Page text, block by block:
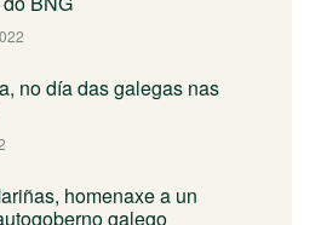
no día das galegas nas
homenaxe a un
galego